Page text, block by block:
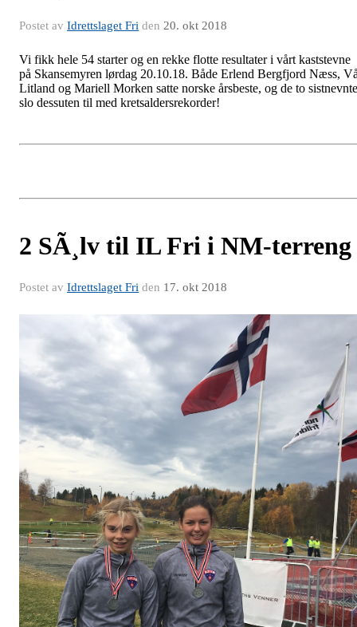
Postet av Idrettslaget Fri den 20. okt 2018
Vi fikk hele 54 starter og en rekke flotte resultater i vårt kaststevne
på Skansemyren lørdag 20.10.18. Både Erlend Bergfjord Næss,
Litland og Mariell Morken satte norske årsbeste, og de to sistnevnte
slo dessuten til med kretsaldersrekorder!
2 SÃ¸lv til IL Fri i NM-terreng
Postet av Idrettslaget Fri den 17. okt 2018